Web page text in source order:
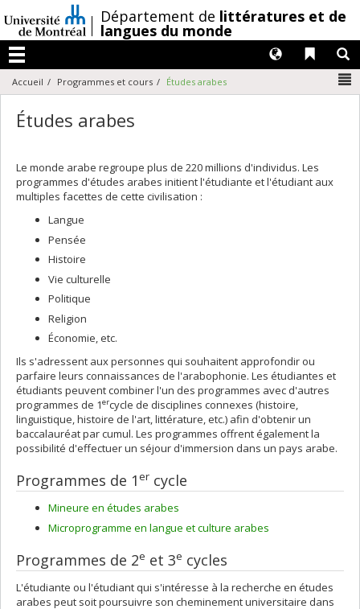
au
contenu
/Département de littératures et de
langues du monde
Menu
Liens
Langues
Accueil Programmes et cours Études arabes
Études arabes
Le monde arabe regroupe plus de 220 millions d'individus. Les
programmes d'études arabes initient l'étudiante et l'étudiant aux
multiples facettes de cette civilisation :
Langue
Pensée
Histoire
Vie culturelle
Politique
Religion
Économie, etc.
Ils s'adressent aux personnes qui souhaitent approfondir ou
parfaire leurs connaissances de l'arabophonie. Les étudiantes et
étudiants peuvent combiner l'un des programmes avec d'autres
programmes de 1ercycle de disciplines connexes (histoire,
linguistique, histoire de l'art, littérature, etc.) afin d'obtenir un
baccalauréat par cumul. Les programmes offrent également la
possibilité d'effectuer un séjour d'immersion dans un pays arabe.
Programmes de 1er cycle
Mineure en études arabes
Microprogramme en langue et culture arabes
Programmes de 2e et 3e cycles
L'étudiante ou l'étudiant qui s'intéresse à la recherche en études
arabes peut soit poursuivre son cheminement universitaire dans